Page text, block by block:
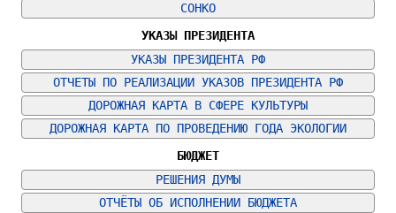
СОНКО
УКАЗЫ ПРЕЗИДЕНТА
УКАЗЫ ПРЕЗИДЕНТА РФ
ОТЧЕТЫ ПО РЕАЛИЗАЦИИ УКАЗОВ ПРЕЗИДЕНТА РФ
ДОРОЖНАЯ КАРТА В СФЕРЕ КУЛЬТУРЫ
ДОРОЖНАЯ КАРТА ПО ПРОВЕДЕНИЮ ГОДА ЭКОЛОГИИ
БЮДЖЕТ
РЕШЕНИЯ ДУМЫ
ОТЧЁТЫ ОБ ИСПОЛНЕНИИ БЮДЖЕТА